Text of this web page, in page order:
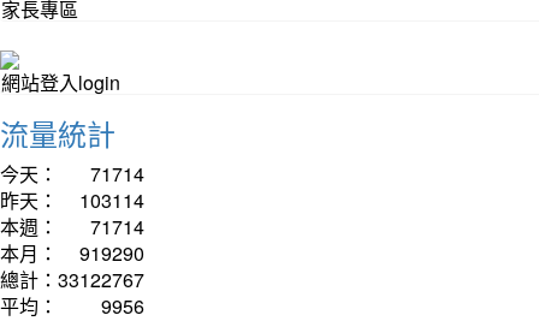
家長專區
網站登入login
流量統計
今天：
71714
昨天：
103114
本週：
71714
本月：
919290
總計： 33122767
平均：
9956